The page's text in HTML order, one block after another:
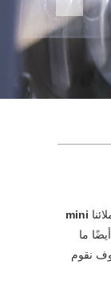
mini
ما
نقوم